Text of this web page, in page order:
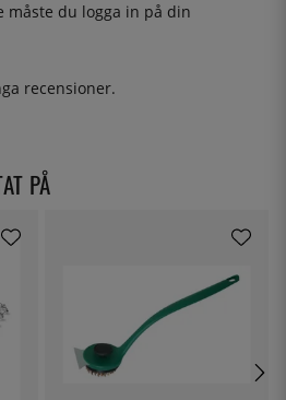
måste du logga in på din
recensioner.
PÅ